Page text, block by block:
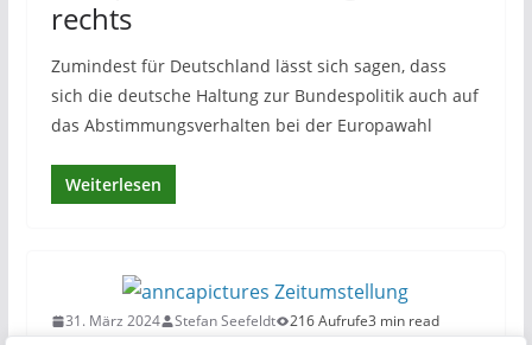
rechts
Zumindest für Deutschland lässt sich sagen, dass
sich die deutsche Haltung zur Bundespolitik auch auf
das Abstimmungsverhalten bei der Europawahl
Weiterlesen
31. März 2024 Stefan Seefeldt 216 Aufrufe3 min read